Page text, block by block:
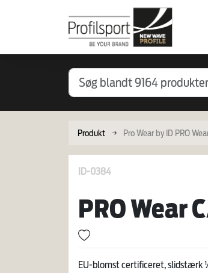
Produkt Pro Wear by ID PRO
ID-0384
PRO Wear
EU-blomst certificeret, slidstærk